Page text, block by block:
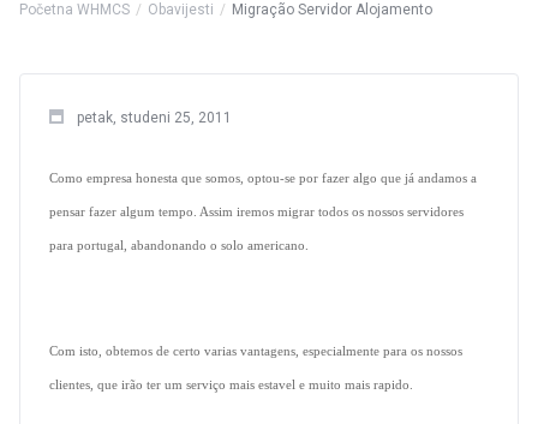
Početna WHMCS Obavijesti Migração Servidor Alojamento
petak, studeni 25, 2011
Como empresa honesta que somos, optou-se por fazer algo que já andamos a
pensar fazer algum tempo. Assim iremos migrar todos os nossos servidores
para portugal, abandonando o solo americano.
Com isto, obtemos de certo varias vantagens, especialmente para os nossos
clientes, que irão ter um serviço mais estavel e muito mais rapido.